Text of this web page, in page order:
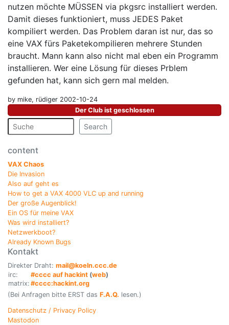
nutzen möchte MÜSSEN via pkgsrc installiert werden.
Damit dieses funktioniert, muss JEDES Paket
kompiliert werden. Das Problem daran ist nur, das so
eine VAX fürs Paketekompilieren mehrere Stunden
braucht. Mann kann also nicht mal eben ein Programm
installieren. Wer eine Lösung für dieses Prblem
gefunden hat, kann sich gern mal melden.
by mike, rüdiger 2002-10-24
Der Club ist geschlossen
Search
content
VAX Chaos
Die Invasion
Also auf geht es
How to get a VAX 4000 VLC up and running
Der große Augenblick!
Ein OS für meine VAX
Was wird installiert?
Netzwerkboot?
Already Known Bugs
Kontakt
Direkter Draht: mail@koeln.ccc.de
irc:
#cccc auf hackint (web)
matrix: #cccc:hackint.org
(Bei Anfragen bitte ERST das F.A.Q. lesen.)
Datenschutz / Privacy Policy
Mastodon